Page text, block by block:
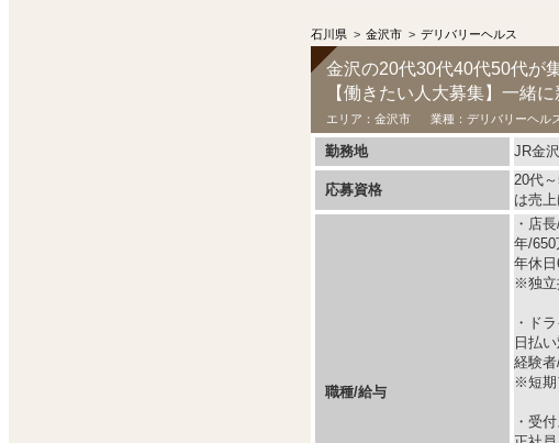
石川県 > 金沢市 > デリバリーヘルス
金沢の20代30代40代50代が
エリア： 金沢市 業種： デリバリーヘル
勤務地 JR金
応募資格
20代
は売
職種/給与
・店
年/650
年休日
※独立
・ド
日払
経験
※短期
・受